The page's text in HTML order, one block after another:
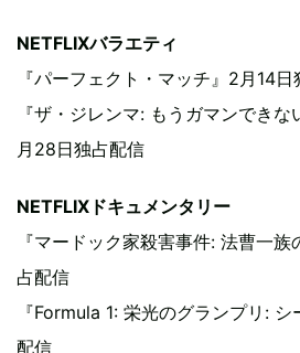
NETFLIXバラエティ
『パーフェクト・マッチ』2月14
『ザ・ジレンマ: もうガマンでき
月28日独占配信
NETFLIXドキュメンタリー
『マードック家殺害事件: 法曹一
占配信
『Formula 1: 栄光のグランプリ:
配信